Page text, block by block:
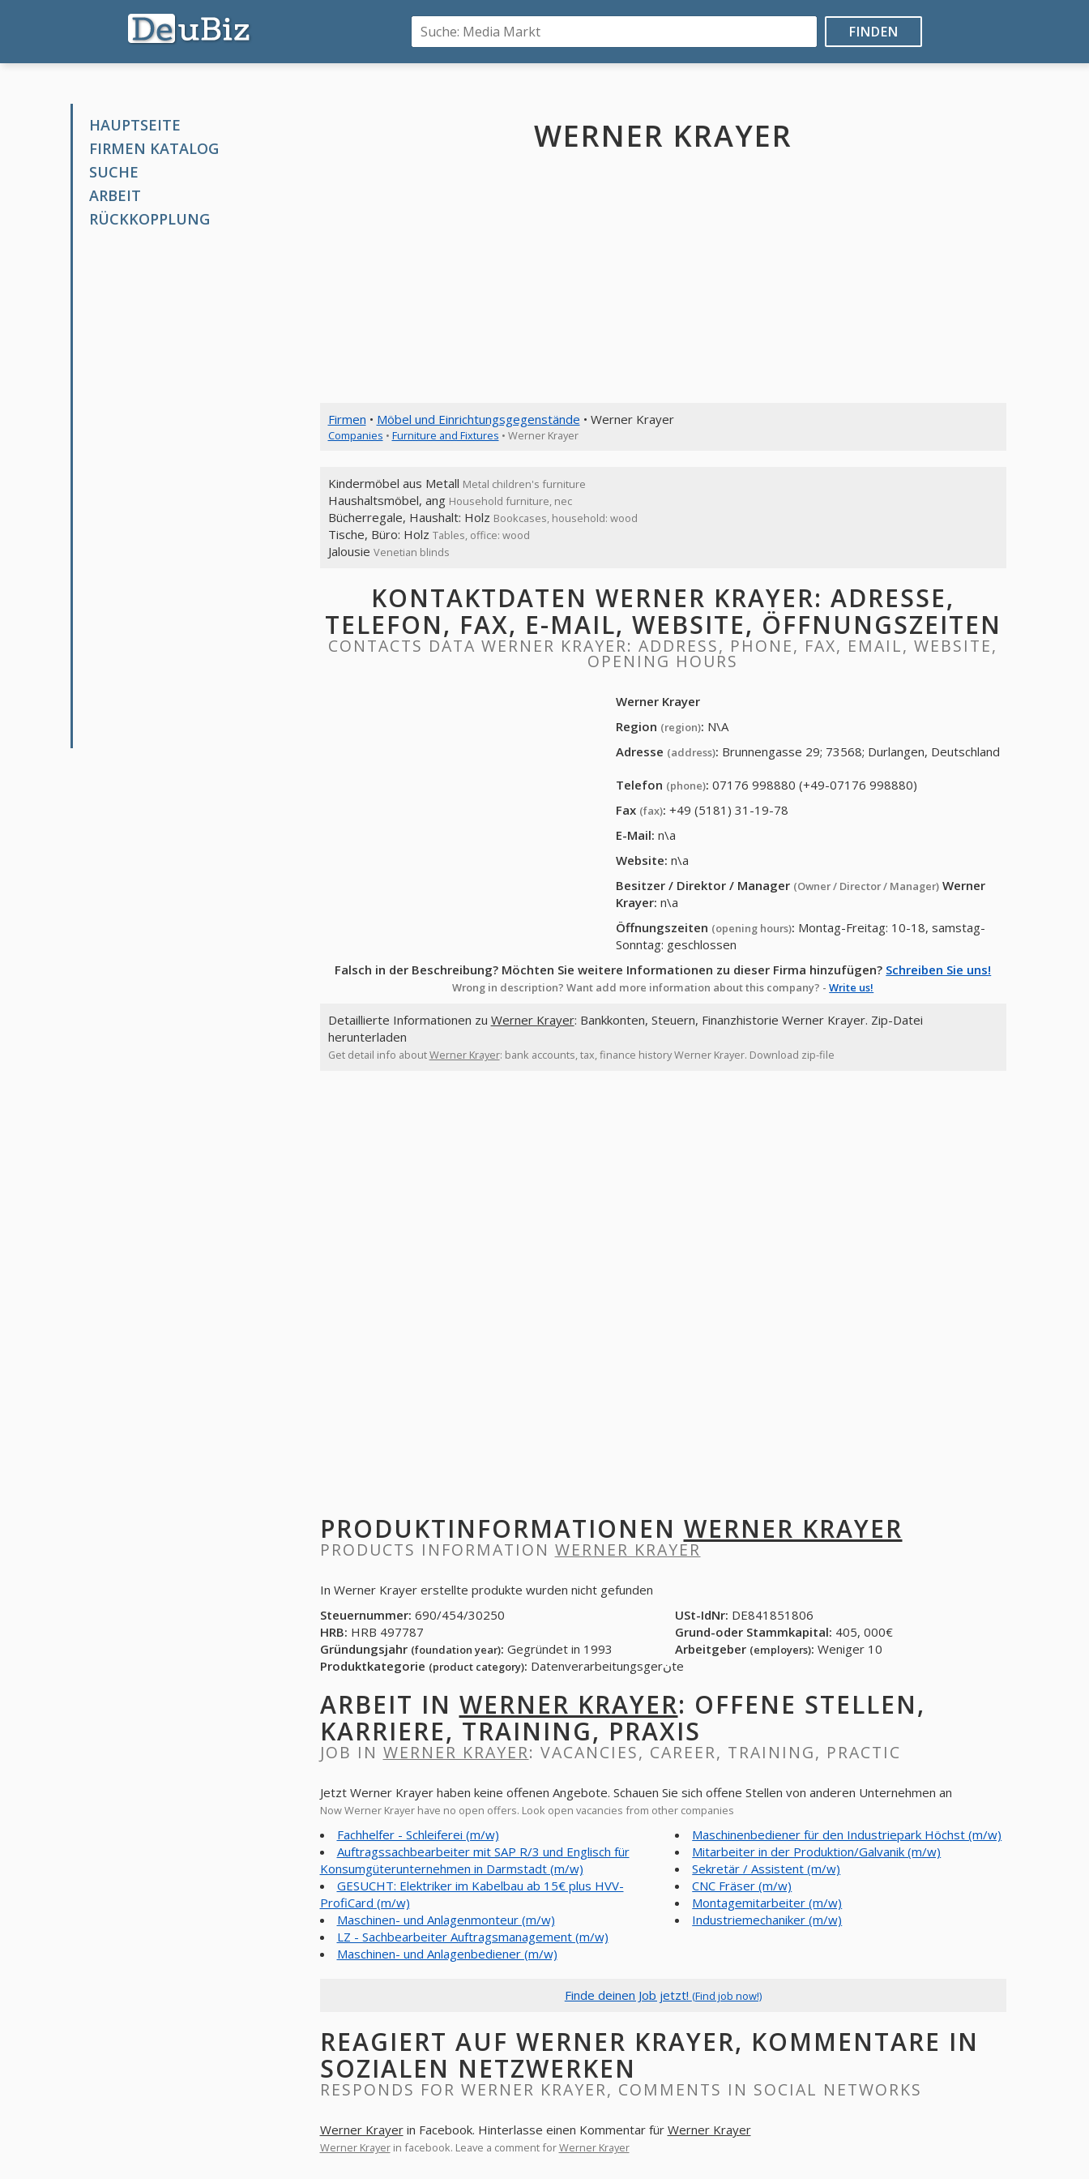
FINDEN
HAUPTSEITE
FIRMEN KATALOG
SUCHE
ARBEIT
RÜCKKOPPLUNG
WERNER KRAYER
Firmen • Möbel und Einrichtungsgegenstände • Werner Krayer
Companies • Furniture and Fixtures • Werner Krayer
Kindermöbel aus Metall Metal children's furniture
Haushaltsmöbel, ang Household furniture, nec
Bücherregale, Haushalt: Holz Bookcases, household: wood
Tische, Büro: Holz Tables, office: wood
Jalousie Venetian blinds
KONTAKTDATEN WERNER KRAYER: ADRESSE,
TELEFON, FAX, E-MAIL, WEBSITE, ÖFFNUNGSZEITEN
CONTACTS DATA WERNER KRAYER: ADDRESS, PHONE, FAX, EMAIL, WEBSITE,
OPENING HOURS
Werner Krayer
Region (region): N\A
Adresse (address): Brunnengasse 29; 73568; Durlangen, Deutschland
Telefon (phone): 07176 998880 (+49-07176 998880)
Fax (fax): +49 (5181) 31-19-78
E-Mail: n\a
Website: n\a
Besitzer / Direktor / Manager (Owner / Director / Manager) Werner
Krayer: n\a
Öffnungszeiten (opening hours): Montag-Freitag: 10-18, samstag-
Sonntag: geschlossen
Falsch in der Beschreibung? Möchten Sie weitere Informationen zu dieser Firma hinzufügen? Schreiben Sie uns!
Wrong in description? Want add more information about this company? -Write us!
Detaillierte Informationen zu Werner Krayer: Bankkonten, Steuern, Finanzhistorie Werner Krayer. Zip-Datei
herunterladen
Get detail info aboutWerner Krayer: bank accounts, tax, finance history Werner Krayer. Download zip-file
PRODUKTINFORMATIONEN WERNER KRAYER
PRODUCTS INFORMATION WERNER KRAYER
In Werner Krayer erstellte produkte wurden nicht gefunden
Steuernummer: 690/454/30250 USt-IdNr: DE841851806
HRB: HRB 497787 Grund-oder Stammkapital: 405, 000€
Gründungsjahr (foundation year): Gegründet in 1993 Arbeitgeber (employers): Weniger 10
Produktkategorie (product category): Datenverarbeitungsgerنte
ARBEIT IN WERNER KRAYER: OFFENE STELLEN,
KARRIERE, TRAINING, PRAXIS
JOB IN WERNER KRAYER: VACANCIES, CAREER, TRAINING, PRACTIC
Jetzt Werner Krayer haben keine offenen Angebote. Schauen Sie sich offene Stellen von anderen Unternehmen an
Now Werner Krayer have no open offers. Look open vacancies from other companies
Fachhelfer - Schleiferei (m/w)
Auftragssachbearbeiter mit SAP R/3 und Englisch für
Konsumgüterunternehmen in Darmstadt (m/w)
GESUCHT: Elektriker im Kabelbau ab 15€ plus HVV-
ProfiCard (m/w)
Maschinen- und Anlagenmonteur (m/w)
LZ - Sachbearbeiter Auftragsmanagement (m/w)
Maschinen- und Anlagenbediener (m/w)
Maschinenbediener für den Industriepark Höchst (m/w)
Mitarbeiter in der Produktion/Galvanik (m/w)
Sekretär / Assistent (m/w)
CNC Fräser (m/w)
Montagemitarbeiter (m/w)
Industriemechaniker (m/w)
Finde deinen Job jetzt! (Find job now!)
REAGIERT AUF WERNER KRAYER, KOMMENTARE IN
SOZIALEN NETZWERKEN
RESPONDS FOR WERNER KRAYER, COMMENTS IN SOCIAL NETWORKS
Werner Krayerin Facebook. Hinterlasse einen Kommentar für Werner Krayer
Werner Krayerin facebook. Leave a comment forWerner Krayer